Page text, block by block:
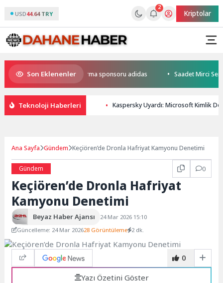
USD44.64 TRY
2
Kriptolar
Son Eklenenler
Peron İstanbul’un resmi forma sponsoru adidas Saadet Mirci Semt
Teknoloji Haberleri Kaspersky Uyardı: Microsoft Kimlik
Ana Sayfa Gündem Keçiören’de Dronla Hafriyat Kamyonu Denetimi
Gündem 0
Keçiören’de Dronla Hafriyat
Kamyonu Denetimi
Beyaz Haber Ajansı
24 Mar 2026 15:10
Güncelleme: 24 Mar 202628 Görüntüleme 2 dk.
0
Yazı Özetini Göster